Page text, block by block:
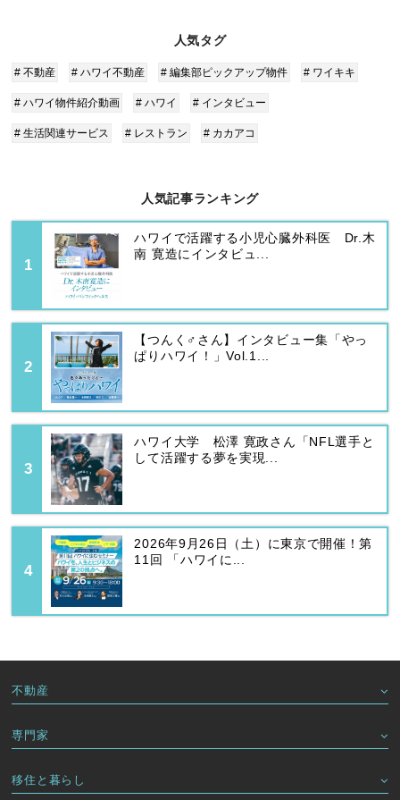
人気タグ
# 不動産 # ハワイ不動産 # 編集部ピックアップ物件 # ワイキキ
# ハワイ物件紹介動画 # ハワイ # インタビュー
# 生活関連サービス # レストラン # カカアコ
人気記事ランキング
ハワイで活躍する小児心臓外科医 Dr.木
南 寛造にインタビュ...
【つんく♂さん】インタビュー集「やっ
ぱりハワイ！」Vol.1...
ハワイ大学 松澤 寛政さん「NFL選手と
して活躍する夢を実現...
2026年9月26日（土）に東京で開催！第
11回 「ハワイに...
不動産
専門家
移住と暮らし